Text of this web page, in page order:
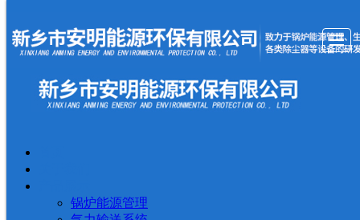
首页
锅炉能源管理